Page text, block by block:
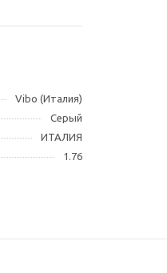
Vibo (Италия)
Серый
ИТАЛИЯ
1.76